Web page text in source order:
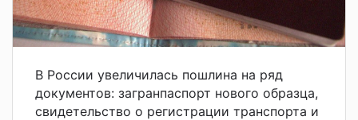
В России увеличилась пошлина на ряд
документов: загранпаспорт нового образца,
свидетельство о регистрации транспорта и